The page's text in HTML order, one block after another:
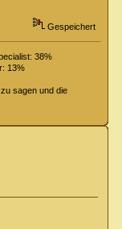
Gespeichert
38%
13%
sagen und die